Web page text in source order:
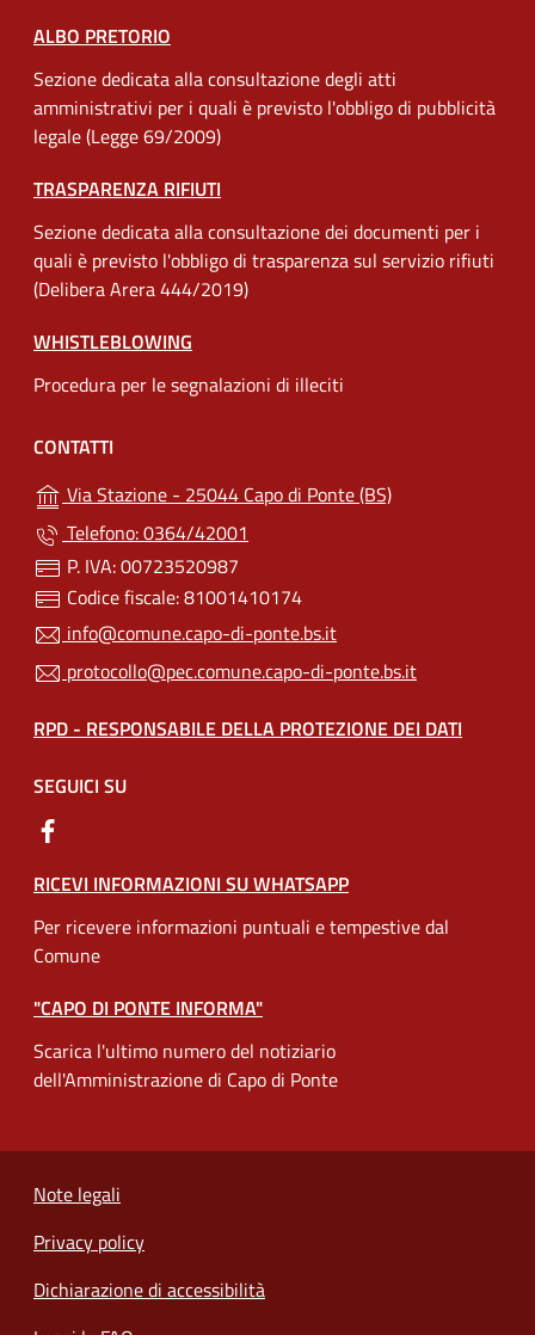
ALBO PRETORIO
Sezione dedicata alla consultazione degli atti
amministrativi per i quali è previsto l'obbligo di pubblicità
legale (Legge 69/2009)
TRASPARENZA RIFIUTI
Sezione dedicata alla consultazione dei documenti per i
quali è previsto l'obbligo di trasparenza sul servizio rifiuti
(Delibera Arera 444/2019)
WHISTLEBLOWING
Procedura per le segnalazioni di illeciti
CONTATTI
Via Stazione - 25044 Capo di Ponte (BS)
Telefono: 0364/42001
P. IVA: 00723520987
Codice fiscale: 81001410174
info@comune.capo-di-ponte.bs.it
protocollo@pec.comune.capo-di-ponte.bs.it
RPD - RESPONSABILE DELLA PROTEZIONE DEI DATI
SEGUICI SU
RICEVI INFORMAZIONI SU WHATSAPP
Per ricevere informazioni puntuali e tempestive dal
Comune
"CAPO DI PONTE INFORMA"
Scarica l'ultimo numero del notiziario
dell'Amministrazione di Capo di Ponte
Note legali
Privacy policy
Dichiarazione di accessibilità